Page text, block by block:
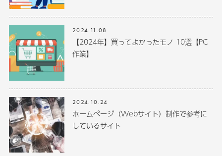
2024.11.08
【2024年】買ってよかったモノ 10選【PC
作業】
2024.10.24
ホームページ（Webサイト）制作で参考に
しているサイト